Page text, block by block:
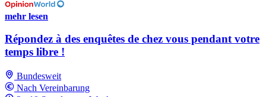
mehr lesen
Répondez à des enquêtes de chez vous pendant votre
temps libre !
Bundesweit
Nach Vereinbarung